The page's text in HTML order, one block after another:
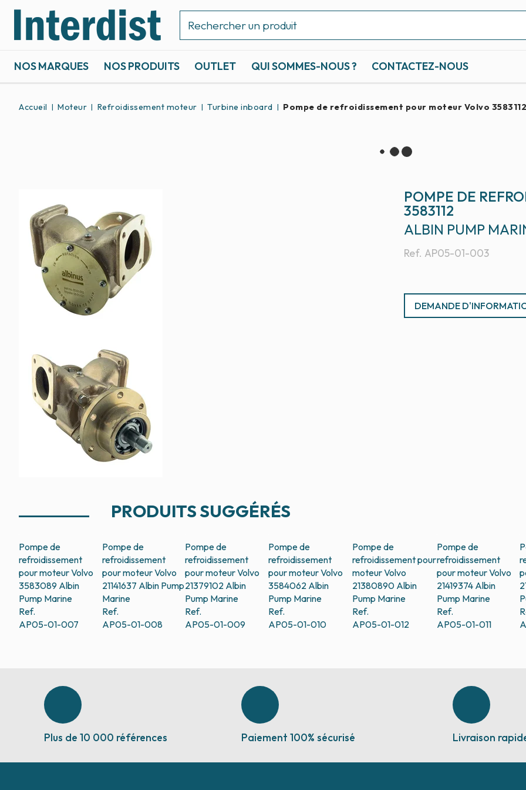
NOS MARQUES NOS PRODUITS OUTLET QUI SOMMES-NOUS ? CONTACTEZ-NOUS
Accueil Moteur Refroidissement moteur Turbine inboard Pompe de refroidissement pour moteur Volvo 3583112
POMPE DE
3583112
Ref. AP05-01-003
ALBIN PUMP
DEMANDE
PRODUITS SUGGÉRÉS
Pompe de
refroidissement
pour moteur Volvo
3583089 Albin
Pump Marine
Ref.
AP05-01-007
Pompe de
refroidissement
pour moteur Volvo
21141637 Albin Pump
Marine
Ref.
AP05-01-008
Pompe de
refroidissement
pour moteur Volvo
21379102 Albin
Pump Marine
Ref.
AP05-01-009
Pompe de
refroidissement
pour moteur Volvo
3584062 Albin
Pump Marine
Ref.
AP05-01-010
Pompe de
refroidissement pour
moteur Volvo
21380890 Albin
Pump Marine
Ref.
AP05-01-012
Pompe de
refroidissement
pour moteur Volvo
21419374 Albin
Pump Marine
Ref.
AP05-01-011
Plus de 10 000 références Paiement 100% sécurisé Livraison